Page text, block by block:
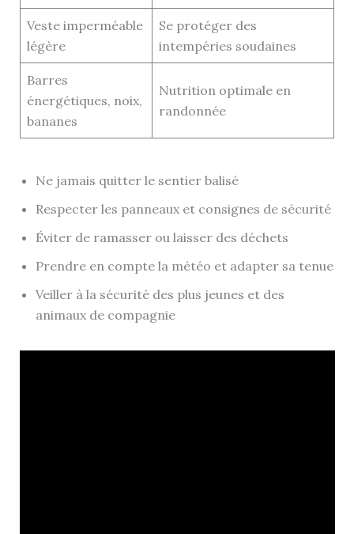
Veste imperméable
légère
Se protéger des
intempéries soudaines
Barres
énergétiques, noix,
bananes
Nutrition optimale en
randonnée
Ne jamais quitter le sentier balisé
Respecter les panneaux et consignes de sécurité
Éviter de ramasser ou laisser des déchets
Prendre en compte la météo et adapter sa tenue
Veiller à la sécurité des plus jeunes et des
animaux de compagnie